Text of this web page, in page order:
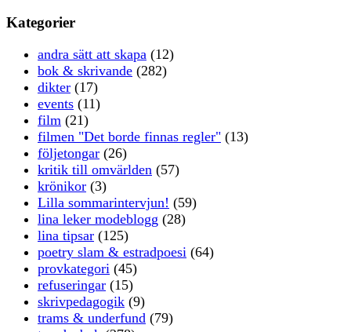
Kategorier
andra sätt att skapa (12)
bok & skrivande (282)
dikter (17)
events (11)
film (21)
filmen "Det borde finnas regler" (13)
följetongar (26)
kritik till omvärlden (57)
krönikor (3)
Lilla sommarintervjun! (59)
lina leker modeblogg (28)
lina tipsar (125)
poetry slam & estradpoesi (64)
provkategori (45)
refuseringar (15)
skrivpedagogik (9)
trams & underfund (79)